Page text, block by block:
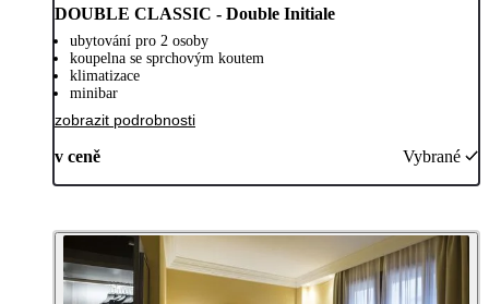
DOUBLE CLASSIC - Double Initiale
ubytování pro 2 osoby
koupelna se sprchovým koutem
klimatizace
minibar
zobrazit podrobnosti
v ceně Vybrané